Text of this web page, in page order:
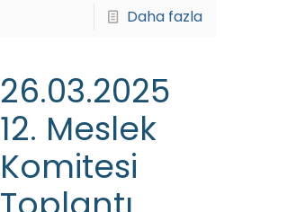
Daha fazla
26.03.2025
12. Meslek
Komitesi